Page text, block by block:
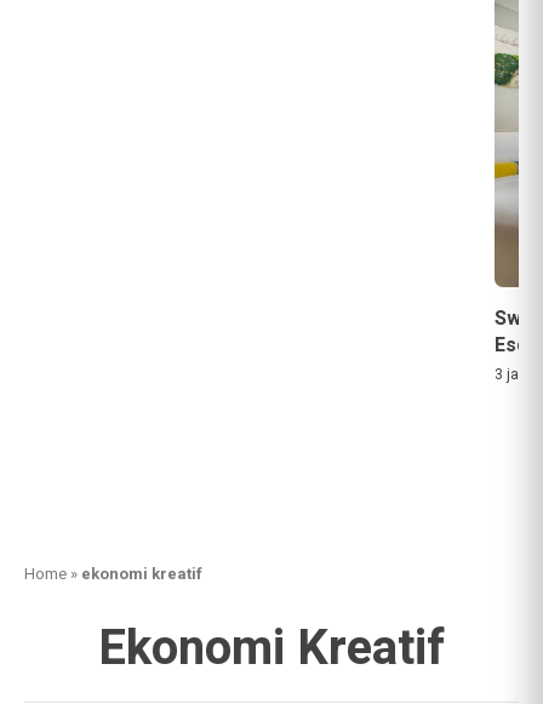
3 jam
Home » ekonomi kreatif
Ekonomi Kreatif